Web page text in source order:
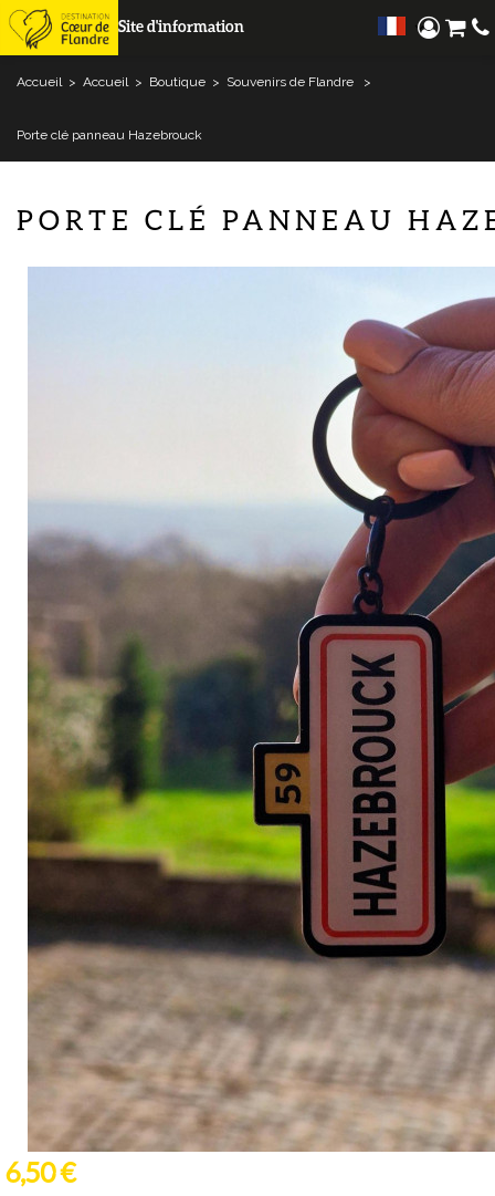
Site d'information
Accueil > Accueil > Boutique > Souvenirs de Flandre >
Porte clé panneau Hazebrouck
PORTE CLÉ PANNEAU
6,50 €